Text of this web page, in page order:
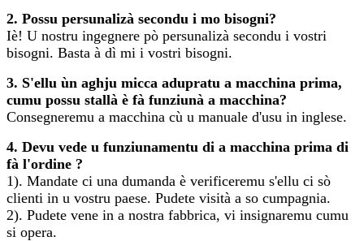
2. Possu persunalizà secondu i mo bisogni?
Iè! U nostru ingegnere pò persunalizà secondu i vostri
bisogni. Basta à dì mi i vostri bisogni.
3. S'ellu ùn aghju micca adupratu a macchina prima,
cumu possu stallà è fà funziunà a macchina?
Consegneremu a macchina cù u manuale d'usu in inglese.
4. Devu vede u funziunamentu di a macchina prima di
fà l'ordine ?
1). Mandate ci una dumanda è verificeremu s'ellu ci sò
clienti in u vostru paese. Pudete visità a so cumpagnia.
2). Pudete vene in a nostra fabbrica, vi insignaremu cumu
si opera.